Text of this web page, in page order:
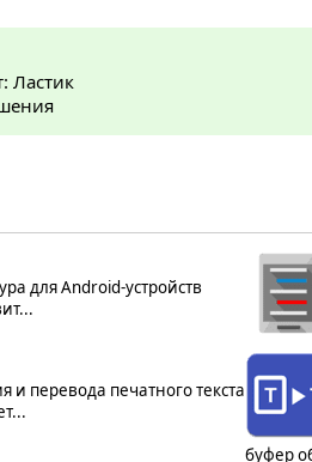
Ластик
для Android-устройств
перевода печатного текста
буфер